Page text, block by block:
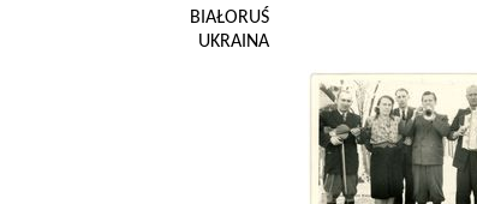
BIAŁORUŚ
UKRAINA